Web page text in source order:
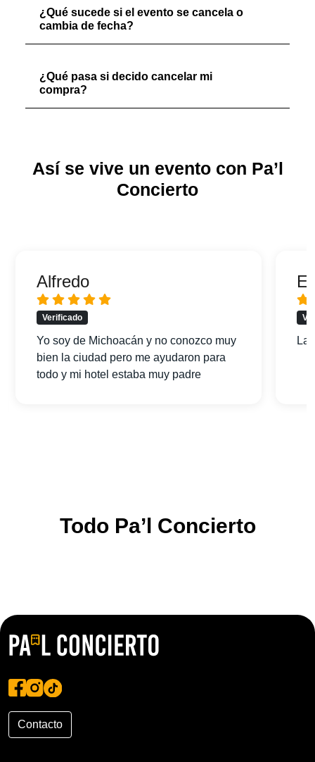
¿Qué sucede si el evento se cancela o
cambia de fecha?
¿Qué pasa si decido cancelar mi
compra?
Así se vive un evento con Pa’l
Concierto
Alfredo
Verificado
Yo soy de Michoacán y no conozco muy
bien la ciudad pero me ayudaron para
todo y mi hotel estaba muy padre
La
Todo Pa’l Concierto
Contacto